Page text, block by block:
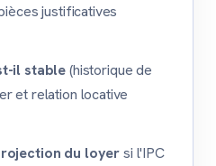
justificatives
il stable(historique de
et relation locative
du loyersi l'IPC